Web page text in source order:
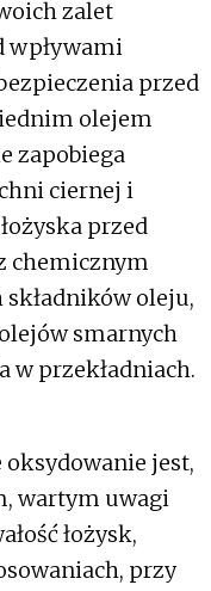
zalet
wpływami
przed
olejem
zapobiega
ciernej i
przed
chemicznym
oleju,
smarnych
w przekładniach.
jest,
wartym uwagi
łożysk,
przy